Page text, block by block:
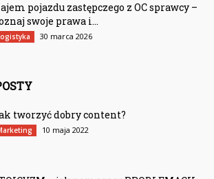
pojazdu zastępczego z OC sprawcy –
swoje prawa i...
30 marca 2026
tworzyć dobry content?
10 maja 2022